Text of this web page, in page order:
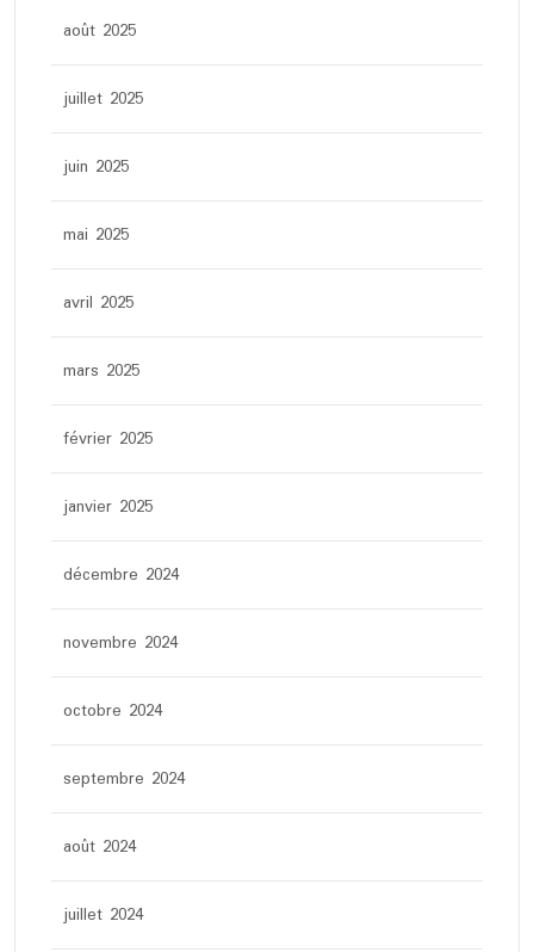
août 2025
juillet 2025
juin 2025
mai 2025
avril 2025
mars 2025
février 2025
janvier 2025
décembre 2024
novembre 2024
octobre 2024
septembre 2024
août 2024
juillet 2024